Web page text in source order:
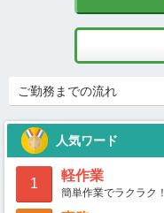
ご勤務までの流れ
人気ワード
1
軽作業
簡単作業でラクラク！